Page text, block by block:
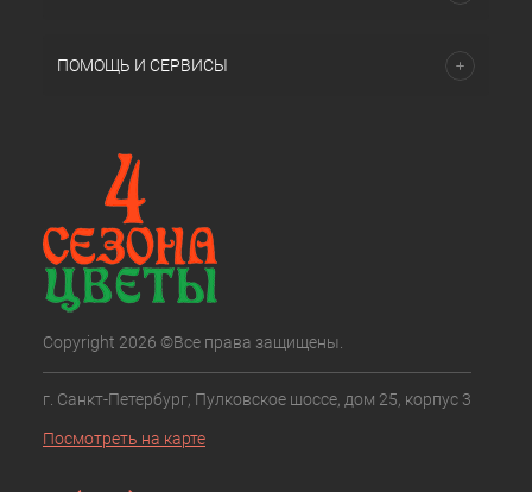
ПОМОЩЬ И СЕРВИСЫ
Copyright 2026 ©Все права защищены.
г. Санкт-Петербург, Пулковское шоссе, дом 25, корпус 3
Посмотреть на карте